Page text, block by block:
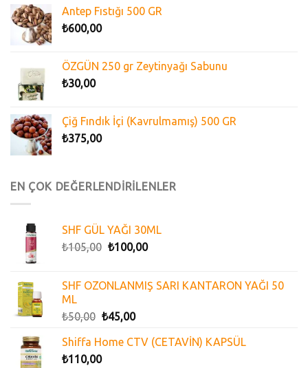
Antep Fıstığı 500 GR
₺600,00
ÖZGÜN 250 gr Zeytinyağı Sabunu
₺30,00
Çiğ Fındık İçi (Kavrulmamış) 500 GR
₺375,00
EN ÇOK DEĞERLENDİRİLENLER
SHF GÜL YAĞI 30ML
₺105,00 ₺100,00
SHF OZONLANMIŞ SARI KANTARON YAĞI 50
ML
₺50,00 ₺45,00
Shiffa Home CTV (CETAVİN) KAPSÜL
₺110,00